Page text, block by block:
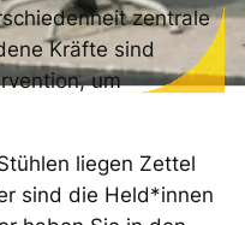
zentrale
Kräfte sind
um
liegen Zettel
sind die Held*innen